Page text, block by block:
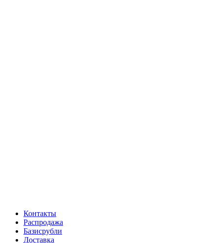
Контакты
Распродажа
Базисрубли
Доставка